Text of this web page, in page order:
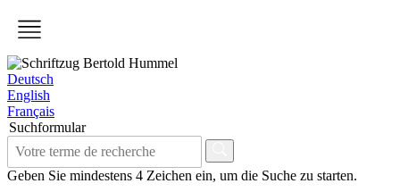
Deutsch
English
Français
Suchformular
Geben Sie mindestens 4 Zeichen ein, um die Suche zu starten.